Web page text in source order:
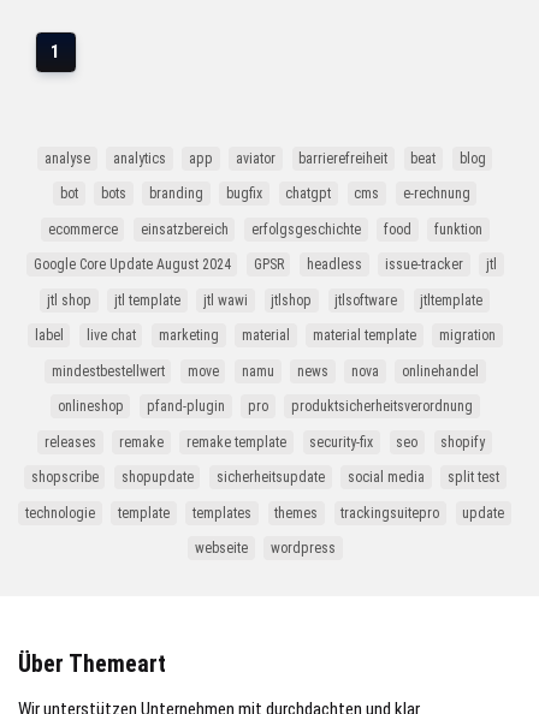
1
analyse analytics app aviator barrierefreiheit beat blog
bot bots branding bugfix chatgpt cms e-rechnung
ecommerce einsatzbereich erfolgsgeschichte food funktion
Google Core Update August 2024 GPSR headless issue-tracker jtl
jtl shop jtl template jtl wawi jtlshop jtlsoftware jtltemplate
label live chat marketing material material template migration
mindestbestellwert move namu news nova onlinehandel
onlineshop pfand-plugin pro produktsicherheitsverordnung
releases remake remake template security-fix seo shopify
shopscribe shopupdate sicherheitsupdate social media split test
technologie template templates themes trackingsuitepro update
webseite wordpress
Über Themeart
Wir unterstützen Unternehmen mit durchdachten und klar